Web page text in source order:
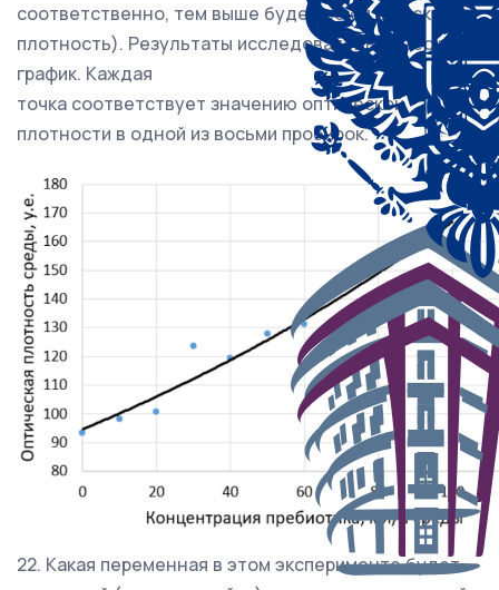
соответственно, тем выше будет её оптическая
плотность). Результаты исследователь нанёс на
график. Каждая
точка соответствует значению оптической
плотности в одной из восьми пробирок.
22. Какая переменная в этом эксперименте будет